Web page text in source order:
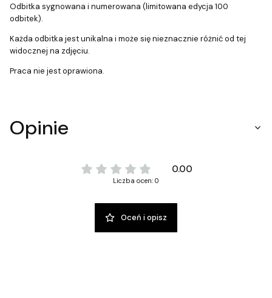
Odbitka sygnowana i numerowana (limitowana edycja 100
odbitek).
Każda odbitka jest unikalna i może się nieznacznie różnić od tej
widocznej na zdjęciu.
Praca nie jest oprawiona.
Opinie
0.00
Liczba ocen: 0
Oceń i opisz